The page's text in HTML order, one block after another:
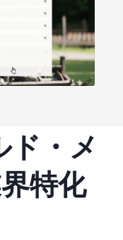
・メ
特化